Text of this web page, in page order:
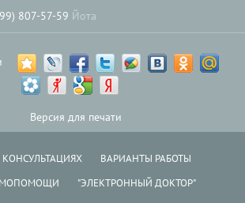
807-57-59 Йота
Версия для печати
ВАРИАНТЫ РАБОТЫ
"ЭЛЕКТРОННЫЙ ДОКТОР"